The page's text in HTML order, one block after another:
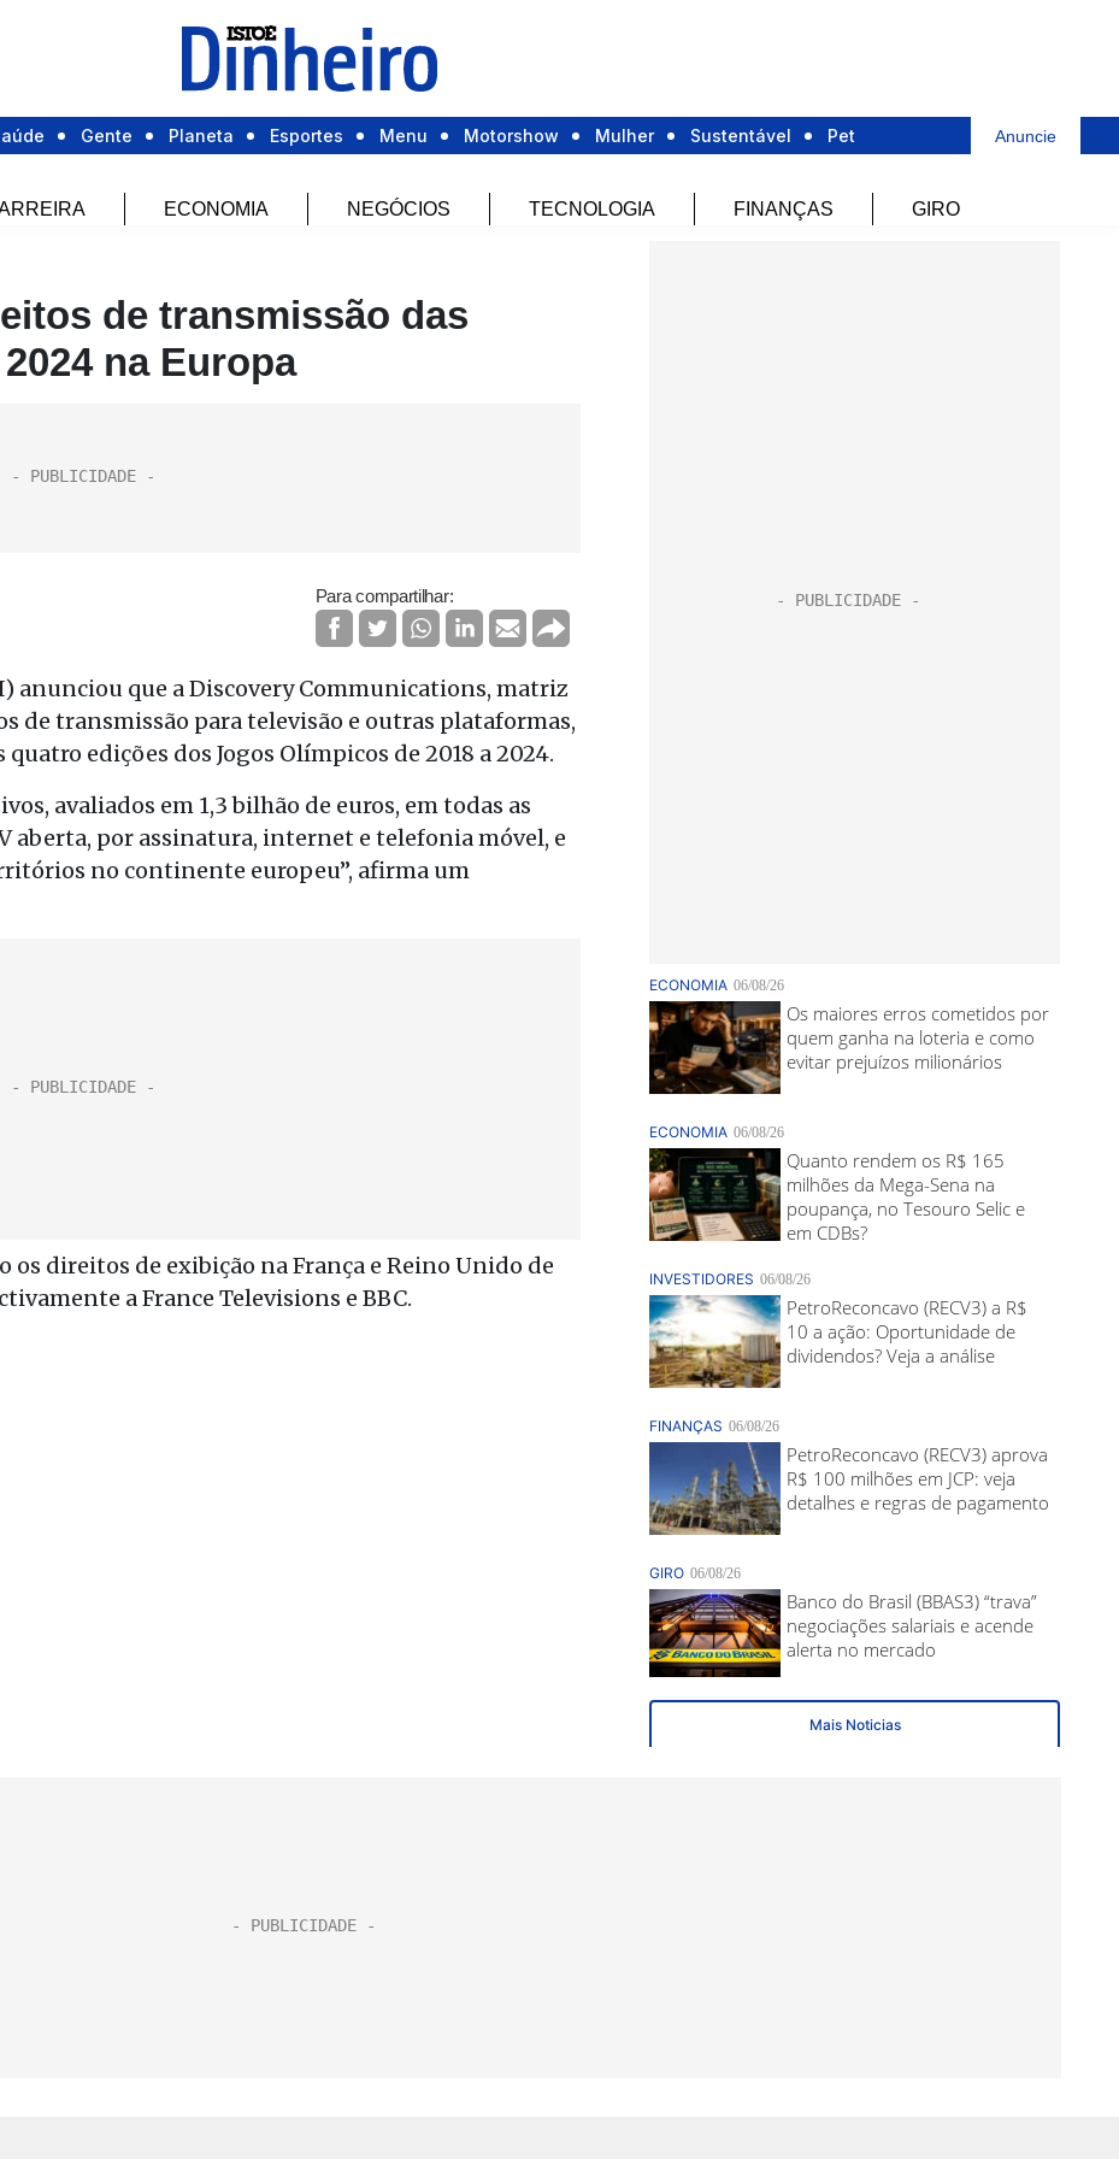
Gente Planeta Esportes Menu Motorshow Mulher Sustentável Pet Anuncie
ECONOMIA NEGÓCIOS TECNOLOGIA FINANÇAS GIRO
de transmissão das
na Europa
Para compartilhar:
anunciou que a Discovery Communications, matriz
de transmissão para televisão e outras plataformas,
edições dos Jogos Olímpicos de 2018 a 2024.
avaliados em 1,3 bilhão de euros, em todas as
aberta, por assinatura, internet e telefonia móvel, e
no continente europeu”, afirma um
os direitos de exibição na França e Reino Unido de
a France Televisions e BBC.